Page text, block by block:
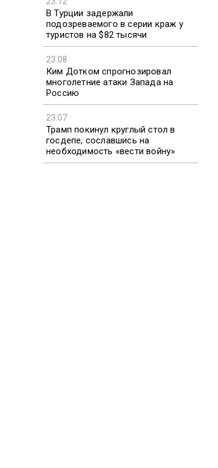
В Турции задержали
подозреваемого в серии краж у
туристов на $82 тысячи
23:08
Ким Дотком спрогнозировал
многолетние атаки Запада на
Россию
23:07
Трамп покинул круглый стол в
госдепе, сославшись на
необходимость «вести войну»